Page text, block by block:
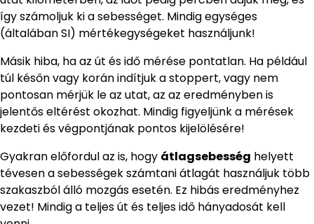
így számoljuk ki a sebességet. Mindig egységes
(általában SI) mértékegységeket használjunk!
Másik hiba, ha az út és idő mérése pontatlan. Ha például
túl későn vagy korán indítjuk a stoppert, vagy nem
pontosan mérjük le az utat, az az eredményben is
jelentős eltérést okozhat. Mindig figyeljünk a mérések
kezdeti és végpontjának pontos kijelölésére!
Gyakran előfordul az is, hogy átlagsebesség helyett
tévesen a sebességek számtani átlagát használjuk több
szakaszból álló mozgás esetén. Ez hibás eredményhez
vezet! Mindig a teljes út és teljes idő hányadosát kell